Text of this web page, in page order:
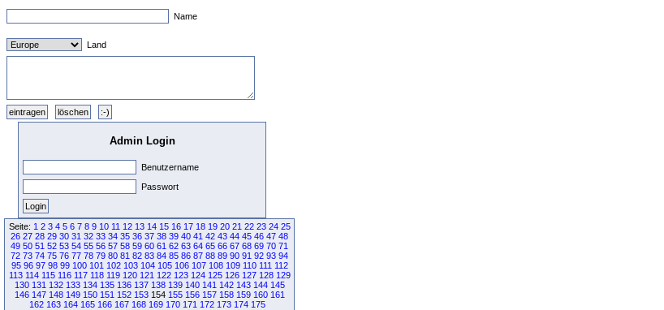
Name
Land
Admin Login
Benutzername
Passwort
Seite: 1 2 3 4 5 6 7 8 9 10 11 12 13 14 15 16 17 18 19 20 21 22 23 24 25
26 27 28 29 30 31 32 33 34 35 36 37 38 39 40 41 42 43 44 45 46 47 48
49 50 51 52 53 54 55 56 57 58 59 60 61 62 63 64 65 66 67 68 69 70 71
72 73 74 75 76 77 78 79 80 81 82 83 84 85 86 87 88 89 90 91 92 93 94
95 96 97 98 99 100 101 102 103 104 105 106 107 108 109 110 111 112
113 114 115 116 117 118 119 120 121 122 123 124 125 126 127 128 129
130 131 132 133 134 135 136 137 138 139 140 141 142 143 144 145
146 147 148 149 150 151 152 153154 155 156 157 158 159 160 161
162 163 164 165 166 167 168 169 170 171 172 173 174 175